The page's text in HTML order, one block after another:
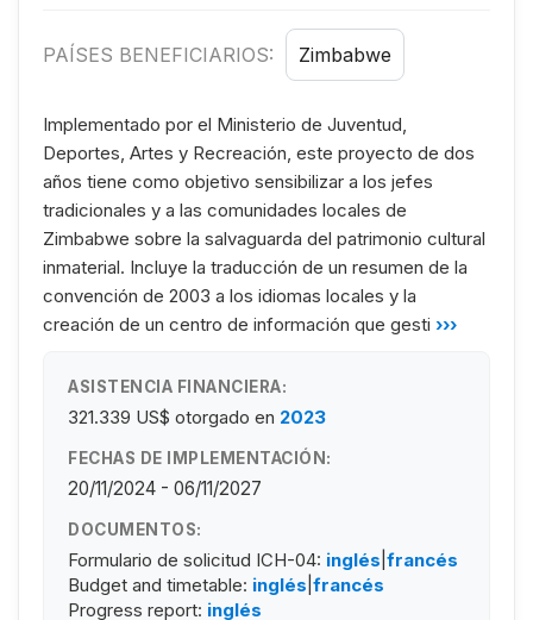
PAÍSES BENEFICIARIOS: Zimbabwe
Implementado por el Ministerio de Juventud,
Deportes, Artes y Recreación, este proyecto de dos
años tiene como objetivo sensibilizar a los jefes
tradicionales y a las comunidades locales de
Zimbabwe sobre la salvaguarda del patrimonio cultural
inmaterial. Incluye la traducción de un resumen de la
convención de 2003 a los idiomas locales y la
creación de un centro de información que gesti ›››
ASISTENCIA FINANCIERA:
321.339 US$ otorgado en 2023
FECHAS DE IMPLEMENTACIÓN:
20/11/2024 - 06/11/2027
DOCUMENTOS:
Formulario de solicitud ICH-04: inglés francés
Budget and timetable: inglés francés
Progress report: inglés